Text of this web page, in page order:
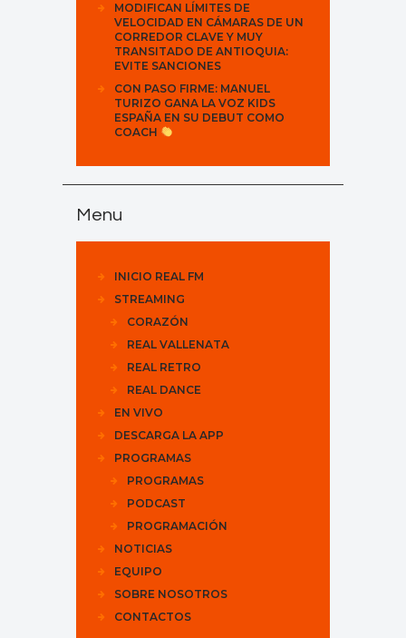
MODIFICAN LÍMITES DE
VELOCIDAD EN CÁMARAS DE UN
CORREDOR CLAVE Y MUY
TRANSITADO DE ANTIOQUIA:
EVITE SANCIONES
CON PASO FIRME: MANUEL
TURIZO GANA LA VOZ KIDS
ESPAÑA EN SU DEBUT COMO
COACH
Menu
INICIO REAL FM
STREAMING
CORAZÓN
REAL VALLENATA
REAL RETRO
REAL DANCE
EN VIVO
DESCARGA LA APP
PROGRAMAS
PROGRAMAS
PODCAST
PROGRAMACIÓN
NOTICIAS
EQUIPO
SOBRE NOSOTROS
CONTACTOS